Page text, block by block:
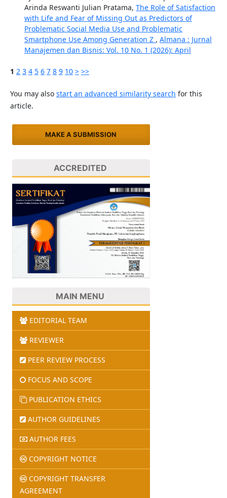
Arinda Reswanti Julian Pratama, The Role of Satisfaction
with Life and Fear of Missing Out as Predictors of
Problematic Social Media Use and Problematic
Smartphone Use Among Generation Z , Almana : Jurnal
Manajemen dan Bisnis: Vol. 10 No. 1 (2026): April
1 2 3 4 5 6 7 8 9 10 > >>
You may also start an advanced similarity search for this
article.
MAKE A SUBMISSION
ACCREDITED
MAIN MENU
EDITORIAL TEAM
REVIEWER
PEER REVIEW PROCESS
FOCUS AND SCOPE
PUBLICATION ETHICS
AUTHOR GUIDELINES
AUTHOR FEES
COPYRIGHT NOTICE
COPYRIGHT TRANSFER
AGREEMENT